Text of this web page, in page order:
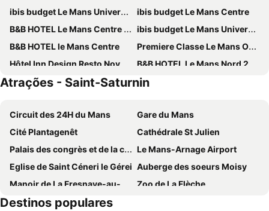
ibis budget Le Mans Universite
ibis budget Le Mans Centre
B&B HOTEL Le Mans Centre Palais des Congrès
ibis budget Le Mans Universite
B&B HOTEL le Mans Centre
Premiere Classe Le Mans Ouest Universite
Hôtel Inn Design Resto Novo Le Mans
B&B HOTEL Le Mans Nord 2
La Demeure de Laclais
Concordia
Le Chene
Novotel Le Mans
ibis Styles Le Mans Sud Mulsanne
Ace Hôtel Le Mans
hotelF1 Le Mans Nord
Brit Hotel Les Evens
Leprince Hotel Spa, BW Premier Collection
The Originals City, Hôtel Artyster, Le Mans Centre
Hôtel Concordia Le Mans Centre Gare
Campanile Le Mans Centre - Gare
ibis Styles Le Mans Centre Gare
Atrações - Saint-Saturnin
Circuit des 24H du Mans
Gare du Mans
Cité Plantagenêt
Cathédrale St Julien
Palais des congrès et de la culture
Le Mans-Arnage Airport
Eglise de Saint Céneri le Gérei Auberge des soeurs Moisy
Manoir de La Fresnaye-au-Perche
Zoo de La Flèche
Centre Départemental de Formation au Vol à Voile de l'Orne
Destinos populares